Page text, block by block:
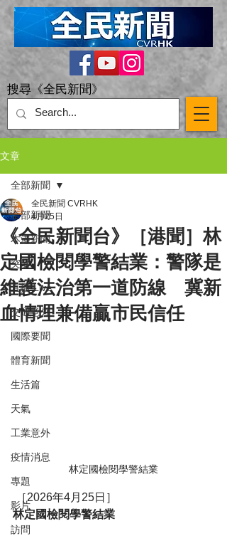
搜尋《全民新聞》
文章
全部新聞
本港新聞
突發
直播 Live
交通意外
國際要聞
體育新聞
生活篇
天氣
工業意外
疫情消息
專題
影片
訪問
全部新聞
《全民新聞台》［港聞］林
定國檢閱學警結業：警隊是
維護法治第一道防線 冀新
血情理兼備贏市民信任
全民新聞 CVRHK
4月25日
林定國檢閱學警結業
［2026年4月25日］
林定國檢閱學警結業